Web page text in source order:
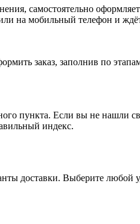
самостоятельно
на мобильный телефон и
заказ, заполнив по
пункта. Если вы не нашли
индекс.
доставки. Выберите любой